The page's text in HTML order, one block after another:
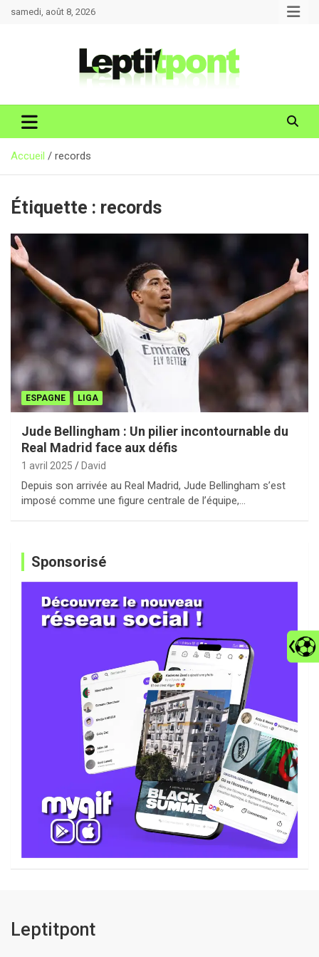
samedi, août 8, 2026
Accueil records
Étiquette : records
ESPAGNE LIGA
Jude Bellingham : Un pilier incontournable du
Real Madrid face aux défis
1 avril 2025 David
Depuis son arrivée au Real Madrid, Jude Bellingham s’est
imposé comme une figure centrale de l’équipe,…
Sponsorisé
Leptitpont